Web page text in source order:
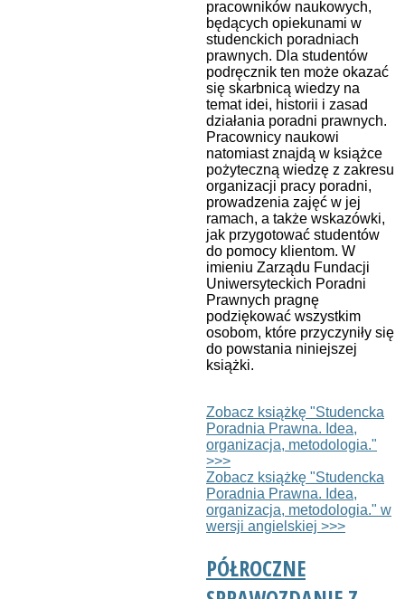
pracowników naukowych,
będących opiekunami w
studenckich poradniach
prawnych. Dla studentów
podręcznik ten może okazać
się skarbnicą wiedzy na
temat idei, historii i zasad
działania poradni prawnych.
Pracownicy naukowi
natomiast znajdą w książce
pożyteczną wiedzę z zakresu
organizacji pracy poradni,
prowadzenia zajęć w jej
ramach, a także wskazówki,
jak przygotować studentów
do pomocy klientom. W
imieniu Zarządu Fundacji
Uniwersyteckich Poradni
Prawnych pragnę
podziękować wszystkim
osobom, które przyczyniły się
do powstania niniejszej
książki.
Zobacz książkę "Studencka
Poradnia Prawna. Idea,
organizacja, metodologia."
>>>
Zobacz książkę "Studencka
Poradnia Prawna. Idea,
organizacja, metodologia." w
wersji angielskiej >>>
PÓŁROCZNE